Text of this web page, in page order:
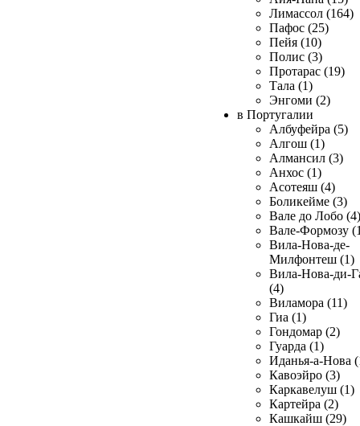
Лимассол (164)
Пафос (25)
Пейя (10)
Полис (3)
Протарас (19)
Тала (1)
Энгоми (2)
в Португалии
Албуфейра (5)
Алгош (1)
Алмансил (3)
Анхос (1)
Асотеяш (4)
Боликейме (3)
Вале до Лобо (4)
Вале-Формозу
Вила-Нова-де-
Милфонтеш (1)
Вила-Нова-ди-
(4)
Виламора (11)
Гиа (1)
Гондомар (2)
Гуарда (1)
Иданья-а-Нова
Кавоэйро (3)
Каркавелуш (1)
Картейра (2)
Кашкайш (29)